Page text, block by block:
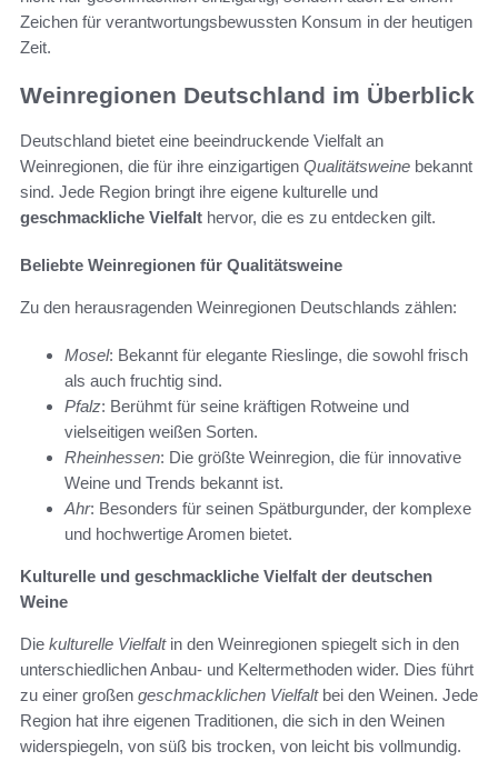
Zeichen für verantwortungsbewussten Konsum in der heutigen
Zeit.
Weinregionen Deutschland im Überblick
Deutschland bietet eine beeindruckende Vielfalt an
Weinregionen, die für ihre einzigartigen Qualitätsweine bekannt
sind. Jede Region bringt ihre eigene kulturelle und
geschmackliche Vielfalt hervor, die es zu entdecken gilt.
Beliebte Weinregionen für Qualitätsweine
Zu den herausragenden Weinregionen Deutschlands zählen:
Mosel: Bekannt für elegante Rieslinge, die sowohl frisch
als auch fruchtig sind.
Pfalz: Berühmt für seine kräftigen Rotweine und
vielseitigen weißen Sorten.
Rheinhessen: Die größte Weinregion, die für innovative
Weine und Trends bekannt ist.
Ahr: Besonders für seinen Spätburgunder, der komplexe
und hochwertige Aromen bietet.
Kulturelle und geschmackliche Vielfalt der deutschen
Weine
Die kulturelle Vielfaltin den Weinregionen spiegelt sich in den
unterschiedlichen Anbau- und Keltermethoden wider. Dies führt
zu einer großen geschmacklichen Vielfaltbei den Weinen. Jede
Region hat ihre eigenen Traditionen, die sich in den Weinen
widerspiegeln, von süß bis trocken, von leicht bis vollmundig.